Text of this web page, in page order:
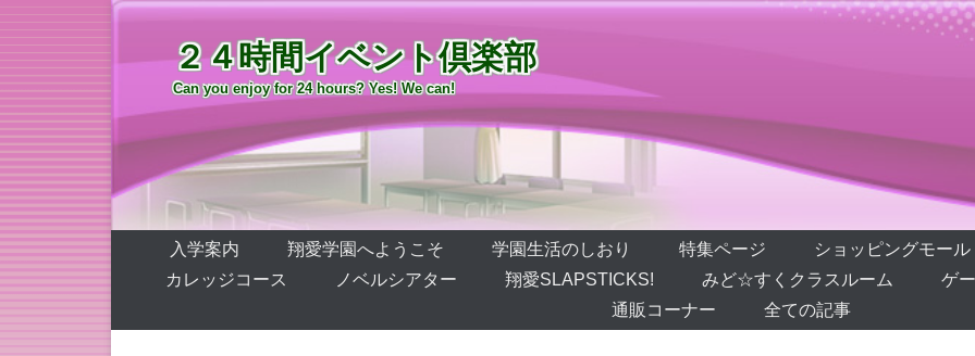
２４時間イベント倶楽部
Can you enjoy for 24 hours? Yes! We can!
第1メニュー
コンテンツへ移動
入学案内 翔愛学園へようこそ 学園生活のしおり 特集ページ ショッピングモール
カレッジコース
ノベルシアター 翔愛SLAPSTICKS! みど☆すくクラスルーム ゲ
通販コーナー
全ての記事